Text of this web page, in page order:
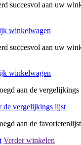
succesvol aan uw
winkelwagen
succesvol aan uw
winkelwagen
aan de
de vergelijkings lijst
aan de favorietenlijst
Verder winkelen